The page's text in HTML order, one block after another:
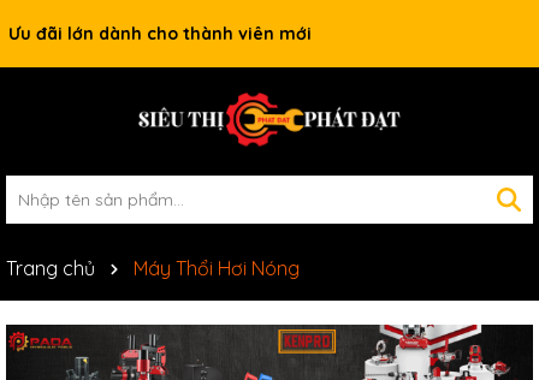
Ưu đãi lớn dành cho thành viên mới
Trang chủ Máy Thổi Hơi Nóng